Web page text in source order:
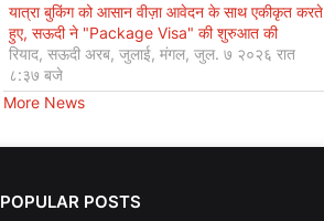
यात्रा बुकिंग को आसान वीज़ा आवेदन के साथ एकीकृत करते
हुए, सऊदी ने "Package Visa" की शुरुआत की
रियाद, सऊदी अरब, जुलाई, मंगल, जुल. ७ २०२६ रात
८:३७ बजे
More News
POPULAR POSTS